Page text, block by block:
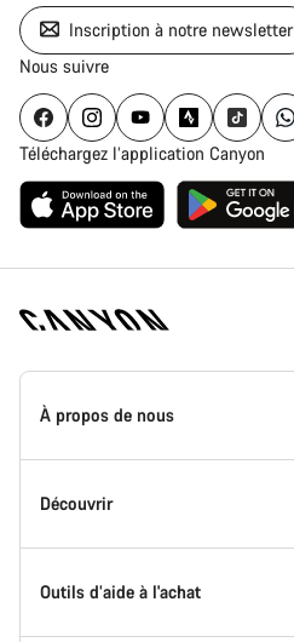
Inscription à notre newsletter
Nous suivre
Téléchargez l’application Canyon
Page
d'accueil
Canyon
-
Canyon
À propos de nous
Inside Canyon
L'innovation chez Canyon
Découvrir
Evénements
Outils d’aide à l'achat